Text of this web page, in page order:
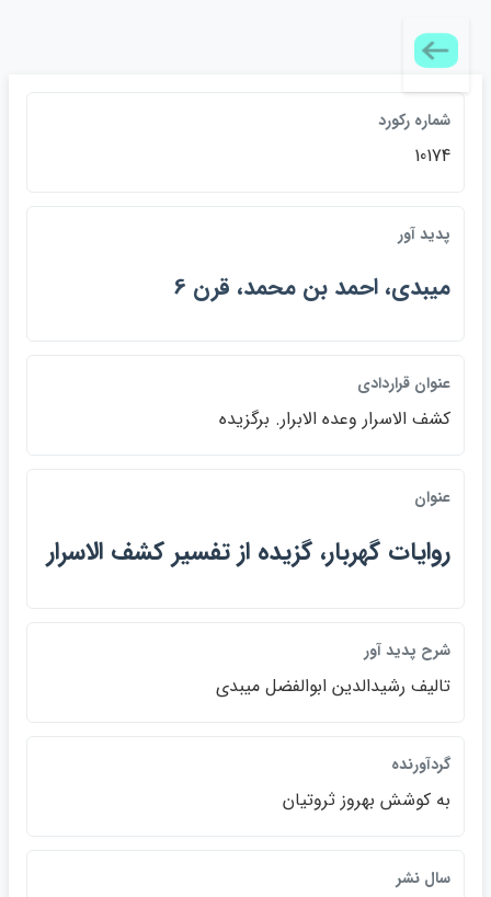
شماره ركورد
10174
پديد آور
ميبدي، احمد بن محمد، قرن 6
عنوان قراردادي
كشف الاسرار وعده الابرار. برگزيده
عنوان
روايات گهربار، گزيده از تفسير كشف الاسرار
شرح پديد آور
تاليف رشيدالدين ابوالفضل ميبدي
گردآورنده
به كوشش بهروز ثروتيان
سال نشر